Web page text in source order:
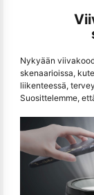
Nykyään
skenaarioissa,
liikenteessä,
Suosittelemme,